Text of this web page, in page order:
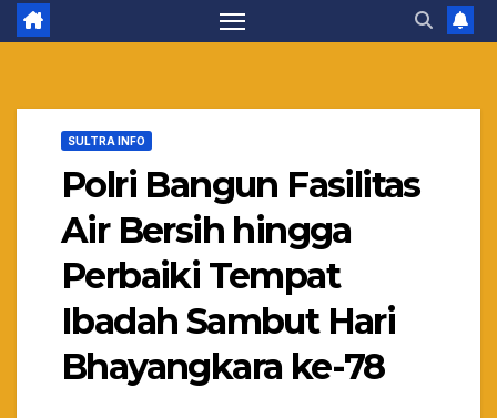
SULTRA INFO
Polri Bangun Fasilitas
Air Bersih hingga
Perbaiki Tempat
Ibadah Sambut Hari
Bhayangkara ke-78